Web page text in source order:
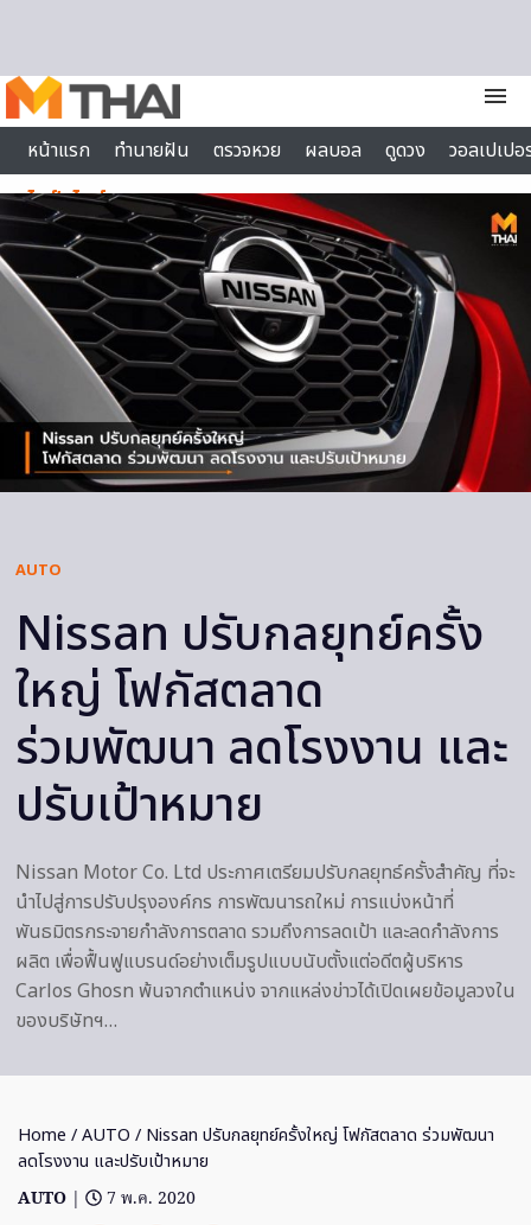
menu
หน้าแรก
ทำนายฝัน ตรวจหวย ผลบอล ดูดวง
วอลเปเป
ไลฟ์สไตล์
AUTO
Nissan ปรับกลยุทย์ครั้ง
ใหญ่ โฟกัสตลาด
ร่วมพัฒนา ลดโรงงาน และ
ปรับเป้าหมาย
Nissan Motor Co. Ltd ประกาศเตรียมปรับกลยุทธ์ครั้งสำคัญ ที่จะ
นำไปสู่การปรับปรุงองค์กร การพัฒนารถใหม่ การแบ่งหน้าที่
พันธมิตรกระจายกำลังการตลาด รวมถึงการลดเป้า และลดกำลังการ
ผลิต เพื่อฟื้นฟูแบรนด์อย่างเต็มรูปแบบนับตั้งแต่อดีตผู้บริหาร
Carlos Ghosn พ้นจากตำแหน่ง จากแหล่งข่าวได้เปิดเผยข้อมูลวงใน
ของบริษัทฯ…
Home /AUTO / Nissan ปรับกลยุทย์ครั้งใหญ่ โฟกัสตลาด ร่วมพัฒนา
ลดโรงงาน และปรับเป้าหมาย
AUTO |
7 พ.ค. 2020